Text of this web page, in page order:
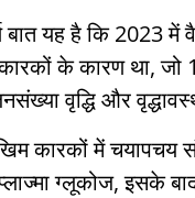
बात यह है कि 2023 में
के कारण था,
वृद्धि और
कारकों में
ग्लूकोज, इसके